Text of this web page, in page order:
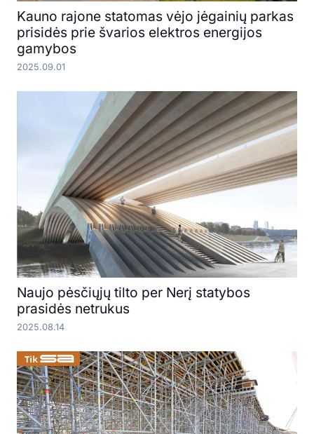
Kauno rajone statomas vėjo jėgainių parkas
prisidės prie švarios elektros energijos
gamybos
2025.09.01
Naujo pėsčiųjų tilto per Nerį statybos
prasidės netrukus
2025.08.14